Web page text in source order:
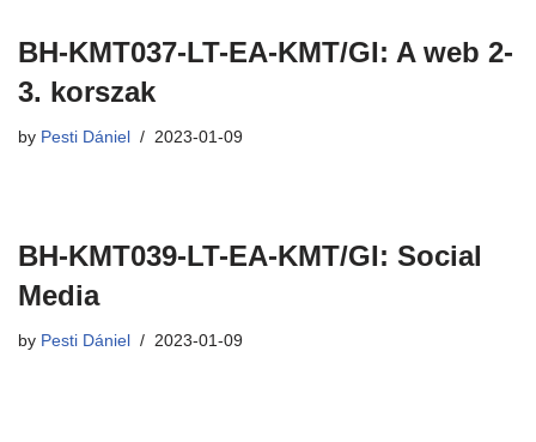
BH-KMT037-LT-EA-KMT/GI: A web 2-
3. korszak
by Pesti Dániel 2023-01-09
BH-KMT039-LT-EA-KMT/GI: Social
Media
by Pesti Dániel 2023-01-09